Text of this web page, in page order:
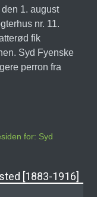
1. august
nr. 11.
fik
Syd Fyenske
perron fra
for: Syd
[1883-1916]